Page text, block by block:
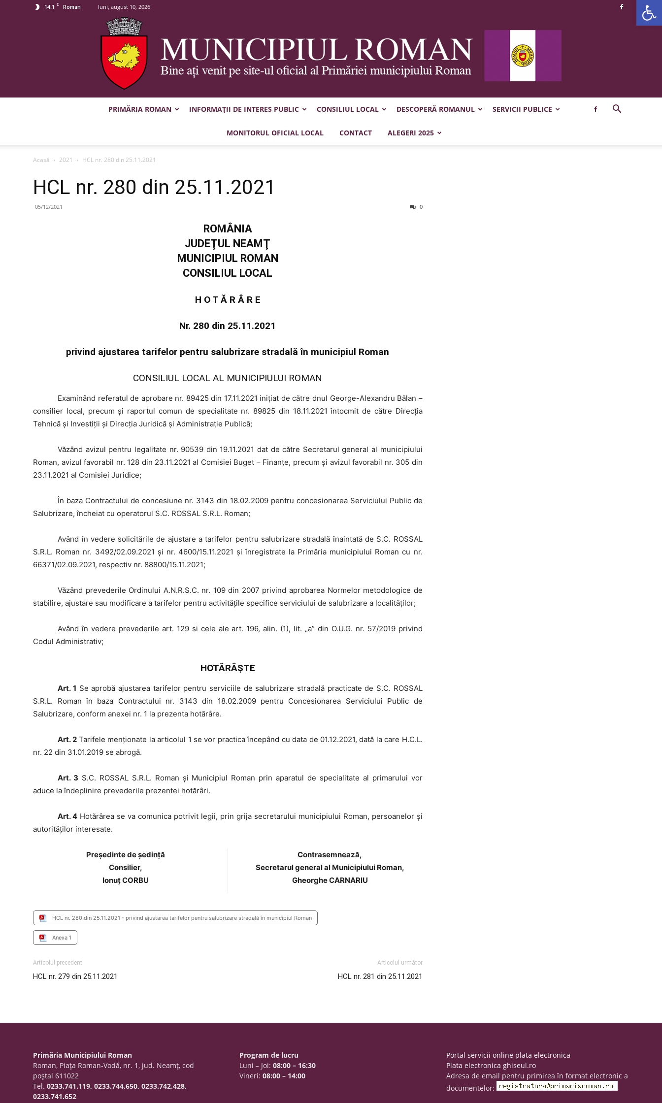
14.1 C Roman luni, august 10, 2026
Municipiul
PRIMĂRIA ROMAN INFORMAȚII DE INTERES PUBLIC CONSILIUL LOCAL DESCOPERĂ ROMANUL SERVICII PUBLICE
MONITORUL OFICIAL LOCAL CONTACT ALEGERI 2025
Acasă 2021 HCL nr. 280 din 25.11.2021
HCL nr. 280 din 25.11.2021
05/12/2021 0
ROMÂNIA
JUDEŢUL NEAMŢ
MUNICIPIUL ROMAN
CONSILIUL LOCAL
H O T Ă R Â R E
Nr. 280 din 25.11.2021
privind ajustarea tarifelor pentru salubrizare stradală în municipiul Roman
CONSILIUL LOCAL AL MUNICIPIULUI ROMAN
Examinând referatul de aprobare nr. 89425 din 17.11.2021 iniţiat de către dnul George-Alexandru Bălan –
consilier local, precum şi raportul comun de specialitate nr. 89825 din 18.11.2021 întocmit de către Direcția
Tehnică și Investiții și Direcția Juridică și Administrație Publică;
Văzând avizul pentru legalitate nr. 90539 din 19.11.2021 dat de către Secretarul general al municipiului
Roman, avizul favorabil nr. 128 din 23.11.2021 al Comisiei Buget – Finanțe, precum și avizul favorabil nr. 305 din
23.11.2021 al Comisiei Juridice;
În baza Contractului de concesiune nr. 3143 din 18.02.2009 pentru concesionarea Serviciului Public de
Salubrizare, încheiat cu operatorul S.C. ROSSAL S.R.L. Roman;
Având în vedere solicitările de ajustare a tarifelor pentru salubrizare stradală înaintată de S.C. ROSSAL
S.R.L. Roman nr. 3492/02.09.2021 și nr. 4600/15.11.2021 și înregistrate la Primăria municipiului Roman cu nr.
66371/02.09.2021, respectiv nr. 88800/15.11.2021;
Văzând prevederile Ordinului A.N.R.S.C. nr. 109 din 2007 privind aprobarea Normelor metodologice de
stabilire, ajustare sau modificare a tarifelor pentru activităţile specifice serviciului de salubrizare a localităţilor;
Având în vedere prevederile art. 129 si cele ale art. 196, alin. (1), lit. „a” din O.U.G. nr. 57/2019 privind
Codul Administrativ;
HOTĂRĂŞTE
Art. 1 Se aprobă ajustarea tarifelor pentru serviciile de salubrizare stradală practicate de S.C. ROSSAL
S.R.L. Roman în baza Contractului nr. 3143 din 18.02.2009 pentru Concesionarea Serviciului Public de
Salubrizare, conform anexei nr. 1 la prezenta hotărâre.
Art. 2Tarifele menţionate la articolul 1 se vor practica începând cu data de 01.12.2021, dată la care H.C.L.
nr. 22 din 31.01.2019 se abrogă.
Art. 3 S.C. ROSSAL S.R.L. Roman şi Municipiul Roman prin aparatul de specialitate al primarului vor
aduce la îndeplinire prevederile prezentei hotărâri.
Art. 4 Hotărârea se va comunica potrivit legii, prin grija secretarului municipiului Roman, persoanelor şi
autorităţilor interesate.
Preşedinte de şedinţă
Consilier,
Ionuț CORBU
Contrasemnează,
Secretarul general al Municipiului Roman,
Gheorghe CARNARIU
HCL nr. 280 din 25.11.2021 - privind ajustarea tarifelor pentru salubrizare stradală în municipiul Roman
Anexa 1
Articolul precedent
HCL nr. 279 din 25.11.2021
Articolul următor
HCL nr. 281 din 25.11.2021
Primăria Municipiului Roman
Roman, Piaţa Roman-Vodă, nr. 1, jud. Neamţ, cod
poştal 611022
Tel.0233.741.119, 0233.744.650, 0233.742.428,
0233.741.652
Program de lucru
Luni – Joi:08:00 – 16:30
Vineri:08:00 – 14:00
Portal servicii online plata electronica
Plata electronica ghiseul.ro
Adresa de email pentru primirea în format electronic a
documentelor: